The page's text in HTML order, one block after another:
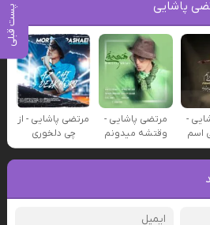
پست قبلی پاشایی
-
اسم
مرتضی پاشایی -
وقتشه میدونم
مرتضی پاشایی - از
چی دلخوری